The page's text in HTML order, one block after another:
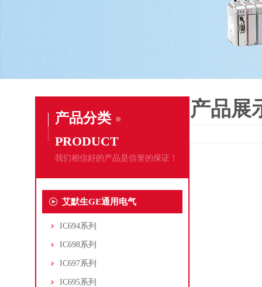
产品分类
PRODUCT
我们相信好的产品是信誉的保证！
艾默生GE通用电气
IC694系列
IC698系列
IC697系列
IC695系列
产品展